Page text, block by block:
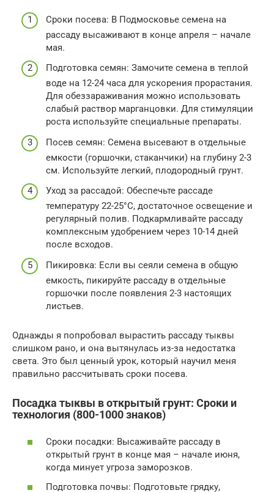
Сроки посева: В Подмосковье семена на
рассаду высаживают в конце апреля – начале
мая.
Подготовка семян: Замочите семена в теплой
воде на 12-24 часа для ускорения прорастания.
Для обеззараживания можно использовать
слабый раствор марганцовки. Для стимуляции
роста используйте специальные препараты.
Посев семян: Семена высевают в отдельные
емкости (горшочки, стаканчики) на глубину 2-3
см. Используйте легкий, плодородный грунт.
Уход за рассадой: Обеспечьте рассаде
температуру 22-25°C, достаточное освещение и
регулярный полив. Подкармливайте рассаду
комплексным удобрением через 10-14 дней
после всходов.
Пикировка: Если вы сеяли семена в общую
емкость, пикируйте рассаду в отдельные
горшочки после появления 2-3 настоящих
листьев.
Однажды я попробовал вырастить рассаду тыквы
слишком рано, и она вытянулась из-за недостатка
света. Это был ценный урок, который научил меня
правильно рассчитывать сроки посева.
Посадка тыквы в открытый грунт: Сроки и
технология (800-1000 знаков)
Сроки посадки: Высаживайте рассаду в
открытый грунт в конце мая – начале июня,
когда минует угроза заморозков.
Подготовка почвы: Подготовьте грядку,